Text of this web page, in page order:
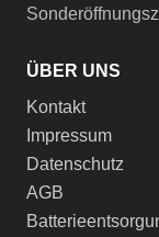
ÜBER UNS
Kontakt
Impressum
Datenschutz
AGB